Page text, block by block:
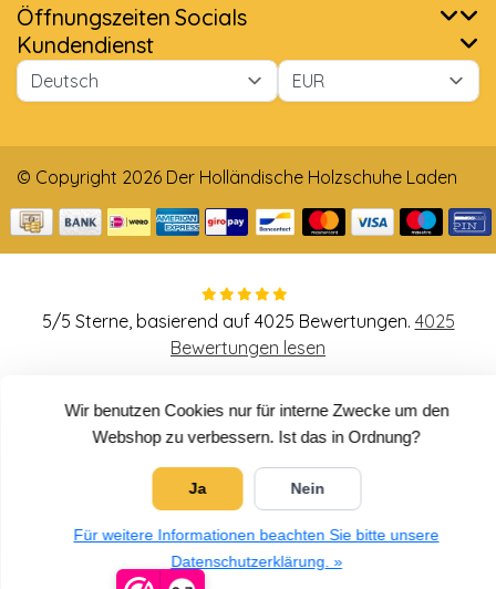
Wir benutzen Cookies nur für interne Zwecke um den
Webshop zu verbessern. Ist das in Ordnung?
Ja Nein
Für weitere Informationen beachten Sie bitte unsere
Datenschutzerklärung. »
Öffnungszeiten Socials
Kundendienst
© Copyright 2026 Der Holländische Holzschuhe Laden
5/5 Sterne, basierend auf 4025 Bewertungen. 4025
Bewertungen lesen